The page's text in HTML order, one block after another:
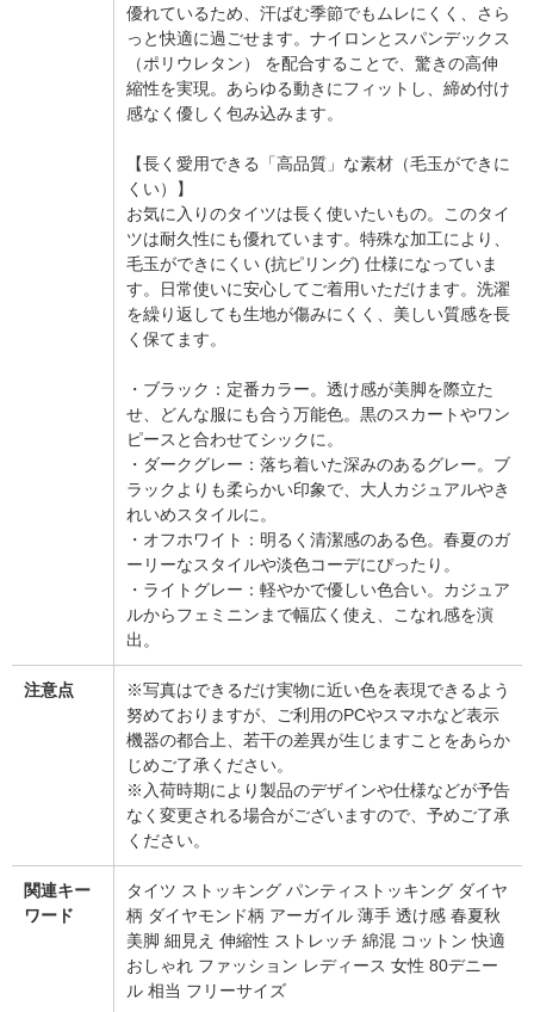
優れているため、汗ばむ季節でもムレにくく、さら
っと快適に過ごせます。ナイロンとスパンデックス
（ポリウレタン） を配合することで、驚きの高伸
縮性を実現。あらゆる動きにフィットし、締め付け
感なく優しく包み込みます。
【長く愛用できる「高品質」な素材（毛玉ができに
くい）】
お気に入りのタイツは長く使いたいもの。このタイ
ツは耐久性にも優れています。特殊な加工により、
毛玉ができにくい (抗ピリング) 仕様になっていま
す。日常使いに安心してご着用いただけます。洗濯
を繰り返しても生地が傷みにくく、美しい質感を長
く保てます。
・ブラック：定番カラー。透け感が美脚を際立た
せ、どんな服にも合う万能色。黒のスカートやワン
ピースと合わせてシックに。
・ダークグレー：落ち着いた深みのあるグレー。ブ
ラックよりも柔らかい印象で、大人カジュアルやき
れいめスタイルに。
・オフホワイト：明るく清潔感のある色。春夏のガ
ーリーなスタイルや淡色コーデにぴったり。
・ライトグレー：軽やかで優しい色合い。カジュア
ルからフェミニンまで幅広く使え、こなれ感を演
出。
注意点
※写真はできるだけ実物に近い色を表現できるよう
努めておりますが、ご利用のPCやスマホなど表示
機器の都合上、若干の差異が生じますことをあらか
じめご了承ください。
※入荷時期により製品のデザインや仕様などが予告
なく変更される場合がございますので、予めご了承
ください。
関連キー
ワード
タイツ ストッキング パンティストッキング ダイヤ
柄 ダイヤモンド柄 アーガイル 薄手 透け感 春夏秋
美脚 細見え 伸縮性 ストレッチ 綿混 コットン 快適
おしゃれ ファッション レディース 女性 80デニー
ル 相当 フリーサイズ